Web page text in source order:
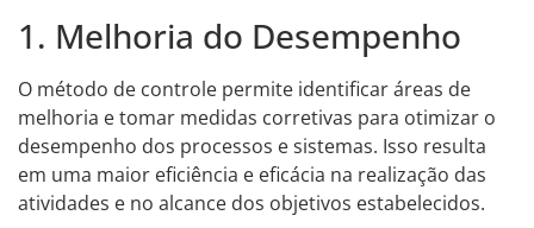
1. Melhoria do Desempenho
O método de controle permite identificar áreas de
melhoria e tomar medidas corretivas para otimizar o
desempenho dos processos e sistemas. Isso resulta
em uma maior eficiência e eficácia na realização das
atividades e no alcance dos objetivos estabelecidos.